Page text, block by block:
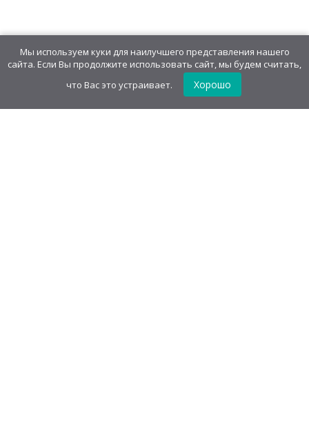
Мы используем куки для наилучшего представления нашего
сайта. Если Вы продолжите использовать сайт, мы будем считать,
что Вас это устраивает.
Хорошо